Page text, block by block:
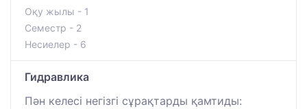
Оқу жылы - 1
Семестр - 2
Несиелер - 6
Гидравлика
Пән келесі негізгі сұрақтарды қамтиды: